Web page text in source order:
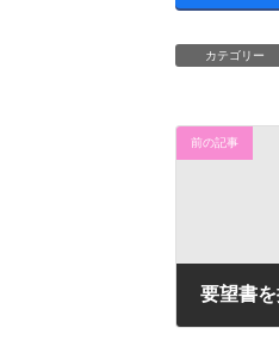
カテゴリー
前の記事
要望書